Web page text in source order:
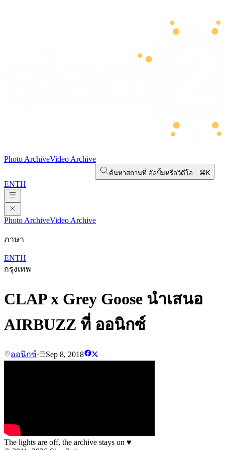
Photo ArchiveVideo Archive
ค้นหาสถานที่ อัลบั้มหรือวิดีโอ…⌘K
ENTH
Photo ArchiveVideo Archive
ภาษา
ENTH
กรุงเทพ
CLAP x Grey Goose นำเสนอ
AIRBUZZ ที่ ออนิกซ์
ออนิกซ์· Sep 8, 2018
The lights are off, the archive stays on ♥